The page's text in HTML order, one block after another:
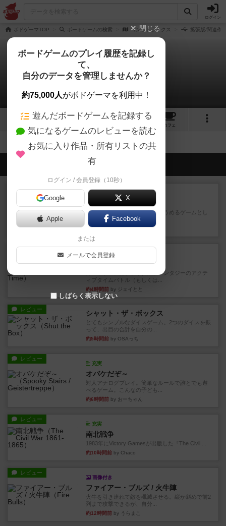
ログイン
ボドゲーマTOP ボードゲームの検索 コンボトラックス 拡張版/関連作
コンボトラックス
拡張/関連作品 0件
3
カフェ
会員の新しい投稿
レビュー
ワン・トゥ・ファイブ
とにかくお手軽にすき間時間をうめるゲームとし
て重宝するゲームです。いわ...
27分前by nabekoh
レビュー
充実
エコーズ・オブ・タイム
カードゲームにファイナルファンタジーのアクテ
ィブタイムバトル（もしくは...
約4時間前 by ジェイとと
レビュー シャット・ザ・ボックス
とてもシンプルなダイスゲーム。2つのダイスを振
って、出目の合計を自分の...
約5時間前 by OSAっち
レビュー
充実
オバケだぞ～
対人アナログプレイ。簡単なルールで誰とでも遊
べるゲーム。こんなの子ども...
約6時間前 by おーちゃん
レビュー
充実
南北戦争
1983年にVictory Gamesが出版した『The Civil ...
約10時間前 by Chaco
レビュー
画像付き
ファイアー・ブルズ / 火牛陣
火牛を引き連れて敵を殲滅させる。縦か斜めで前2
列まで攻撃できるが、自分...
約12時間前 by うらまこ
閉じる
ボードゲームのプレイ履歴を記録し
て、
自分のデータを管理しませんか？
約75,000人がボドゲーマを利用中！
遊んだボードゲームを記録する
気になるゲームのレビューを読む
お気に入り作品・所有リストの共
有
ログイン / 会員登録（10秒）
Google X
Apple Facebook
または
メールで会員登録
しばらく表示しない